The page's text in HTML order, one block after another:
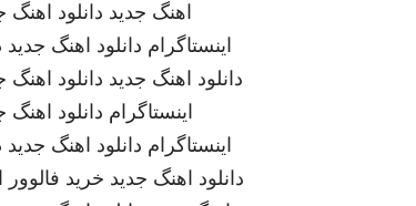
اهنگ جدید دانلود اهنگ
اینستاگرام دانلود اهنگ جدید
دانلود اهنگ جدید دانلود اهنگ
اینستاگرام دانلود اهنگ
اینستاگرام دانلود اهنگ جدید
دانلود اهنگ جدید خرید فالوور